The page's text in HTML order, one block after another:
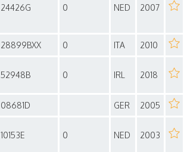
24426G 0 NED 2007
28899BXX 0 ITA 2010
52948B 0 IRL 2018
08681D GER 2005
10153E 0 NED 2003